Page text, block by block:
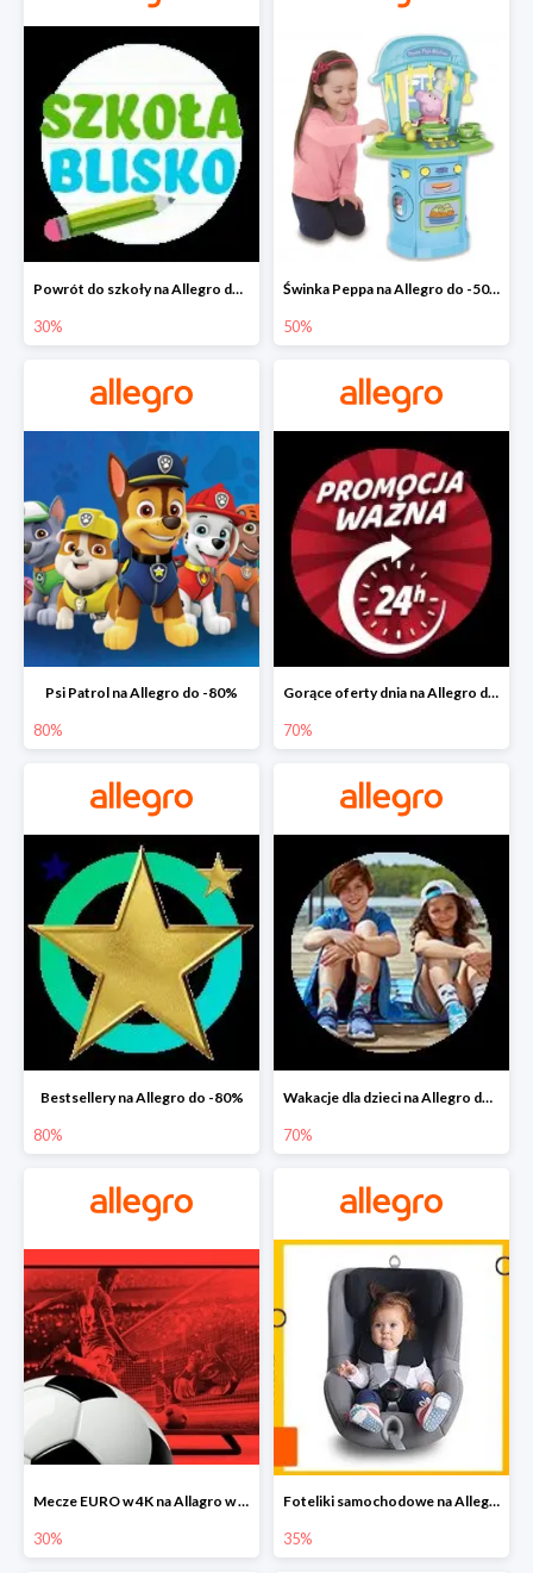
Powrót do szkoły na Allegro do -30%
30%
Świnka Peppa na Allegro do -50%
50%
Psi Patrol na Allegro do -80%
80%
Gorące oferty dnia na Allegro do -50%
70%
Bestsellery na Allegro do -80%
80%
Wakacje dla dzieci na Allegro do -70%
70%
Mecze EURO w 4K na Allagro w super cenach
30%
Foteliki samochodowe na Allegro w super cenach
35%